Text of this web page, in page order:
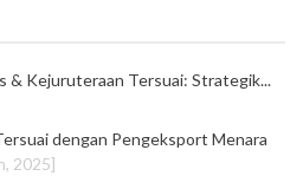
& Kejuruteraan Tersuai: Strategik...
dengan Pengeksport Menara
2025]